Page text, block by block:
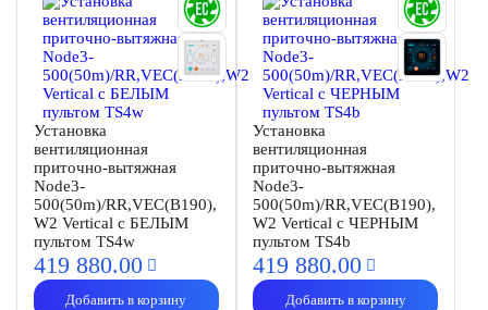
Установка
вентиляционная
приточно-вытяжная
Node3-
500(50m)/RR,VEC(B190),
W2 Vertical с БЕЛЫМ
пультом TS4w
419 880.00
Добавить в корзину
Установка
вентиляционная
приточно-вытяжная
Node3-
500(50m)/RR,VEC(B190),
W2 Vertical с ЧЕРНЫМ
пультом TS4b
419 880.00
Добавить в корзину